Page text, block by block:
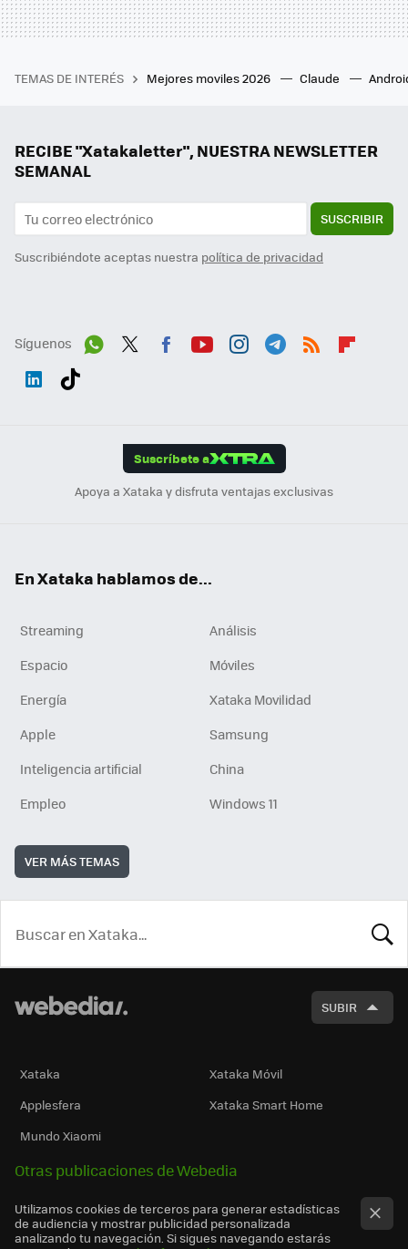
TEMAS DE INTERÉS Mejores moviles 2026 Claude
RECIBE "Xatakaletter", NUESTRA NEWSLETTER
SEMANAL
SUSCRIBIR
Suscribiéndote aceptas nuestra política de privacidad
Síguenos
Suscríbete a
Apoya a Xataka y disfruta ventajas exclusivas
En Xataka hablamos de...
Streaming
Análisis
Espacio
Móviles
Energía
Xataka Movilidad
Apple
Samsung
Inteligencia artificial
China
Empleo
Windows 11
VER MÁS TEMAS
SUBIR
Xataka
Xataka Móvil
Applesfera
Xataka Smart Home
Mundo Xiaomi
Otras publicaciones de Webedia
Utilizamos cookies de terceros para generar estadísticas
de audiencia y mostrar publicidad personalizada
analizando tu navegación. Si sigues navegando estarás